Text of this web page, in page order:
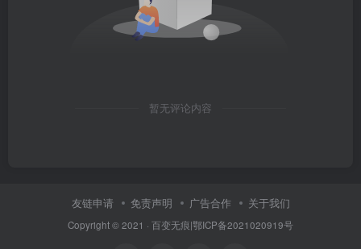
暂无评论内容
友链申请 免责声明 广告合作 关于我们
Copyright © 2021 · 百变无痕|鄂ICP备2021020919号